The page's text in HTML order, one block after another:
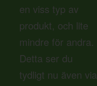
en viss typ av
produkt, och lite
mindre för andra.
Detta ser du
tydligt nu även via